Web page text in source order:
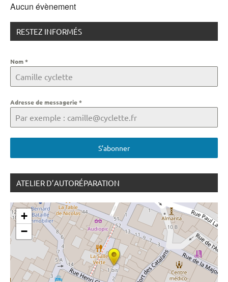
Aucun évènement
RESTEZ INFORMÉS
Nom*
Adresse de messagerie*
S’abonner
ATELIER D’AUTORÉPARATION
+
−